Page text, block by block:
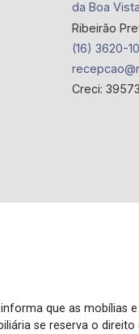
da Boa
Ribeirão
(16) 3620-
Creci:
que as mobílias
se reserva o